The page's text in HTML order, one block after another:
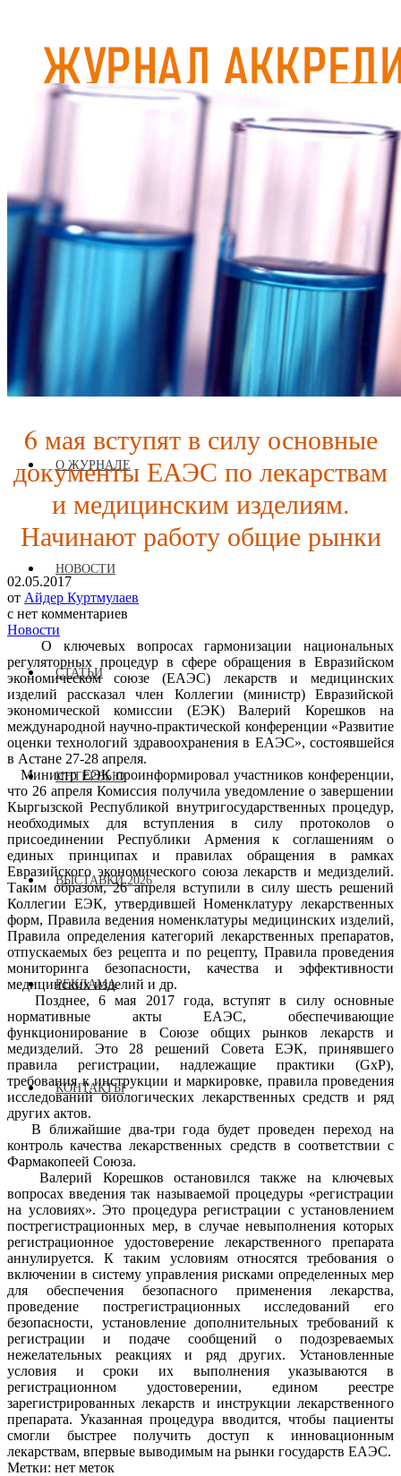
Журнал аккредитован при Евразийской Экономической
О ЖУРНАЛЕ
НОВОСТИ
СТАТЬИ
ИНТЕРВЬЮ
ВЫСТАВКИ 2026
РЕКЛАМА
КОНТАКТЫ
6 мая вступят в силу основные
документы ЕАЭС по лекарствам
и медицинским изделиям.
Начинают работу общие рынки
02.05.2017
от Айдер Куртмулаев
с нет комментариев
Новости
О ключевых вопросах гармонизации национальных
регуляторных процедур в сфере обращения в Евразийском
экономическом союзе (ЕАЭС) лекарств и медицинских
изделий рассказал член Коллегии (министр) Евразийской
экономической комиссии (ЕЭК) Валерий Корешков на
международной научно-практической конференции «Развитие
оценки технологий здравоохранения в ЕАЭС», состоявшейся
в Астане 27-28 апреля.
Министр ЕЭК проинформировал участников конференции,
что 26 апреля Комиссия получила уведомление о завершении
Кыргызской Республикой внутригосударственных процедур,
необходимых для вступления в силу протоколов о
присоединении Республики Армения к соглашениям о
единых принципах и правилах обращения в рамках
Евразийского экономического союза лекарств и медизделий.
Таким образом, 26 апреля вступили в силу шесть решений
Коллегии ЕЭК, утвердившей Номенклатуру лекарственных
форм, Правила ведения номенклатуры медицинских изделий,
Правила определения категорий лекарственных препаратов,
отпускаемых без рецепта и по рецепту, Правила проведения
мониторинга безопасности, качества и эффективности
медицинских изделий и др.
Позднее, 6 мая 2017 года, вступят в силу основные
нормативные акты ЕАЭС, обеспечивающие
функционирование в Союзе общих рынков лекарств и
медизделий. Это 28 решений Совета ЕЭК, принявшего
правила регистрации, надлежащие практики (GxP),
требования к инструкции и маркировке, правила проведения
исследований биологических лекарственных средств и ряд
других актов.
В ближайшие два-три года будет проведен переход на
контроль качества лекарственных средств в соответствии с
Фармакопеей Союза.
Валерий Корешков остановился также на ключевых
вопросах введения так называемой процедуры «регистрации
на условиях». Это процедура регистрации с установлением
пострегистрационных мер, в случае невыполнения которых
регистрационное удостоверение лекарственного препарата
аннулируется. К таким условиям относятся требования о
включении в систему управления рисками определенных мер
для обеспечения безопасного применения лекарства,
проведение пострегистрационных исследований его
безопасности, установление дополнительных требований к
регистрации и подаче сообщений о подозреваемых
нежелательных реакциях и ряд других. Установленные
условия и сроки их выполнения указываются в
регистрационном удостоверении, едином реестре
зарегистрированных лекарств и инструкции лекарственного
препарата. Указанная процедура вводится, чтобы пациенты
смогли быстрее получить доступ к инновационным
лекарствам, впервые выводимым на рынки государств ЕАЭС.
Метки: нет меток